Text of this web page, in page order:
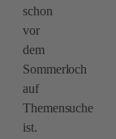
schon
vor
dem
Sommerloch
auf
Themensuche
ist.